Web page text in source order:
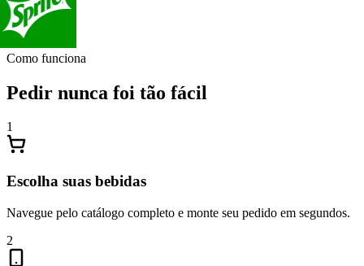
Como funciona
Pedir nunca foi tão fácil
1
Escolha suas bebidas
Navegue pelo catálogo completo e monte seu pedido em segundos.
2